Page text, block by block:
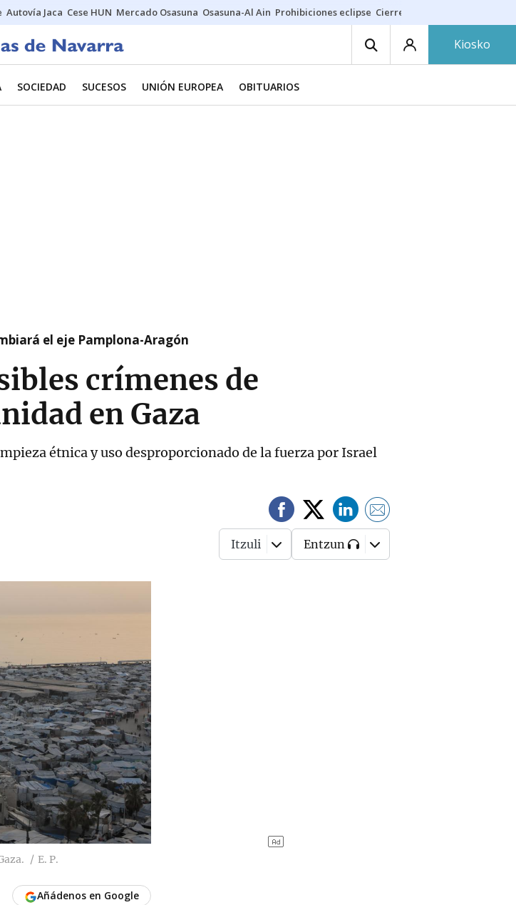
Autovía Jaca Cese HUN Mercado Osasuna Osasuna-Al Ain Prohibiciones eclipse Cierre cosmética
Kiosko
SOCIEDAD SUCESOS UNIÓN EUROPEA OBITUARIOS
el eje Pamplona-Aragón
crímenes de
en Gaza
étnica y uso desproporcionado de la fuerza por Israel
Itzuli Entzun
E. P.
Añádenos en Google